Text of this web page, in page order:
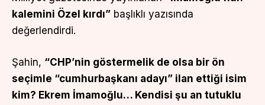
kalemini Özel kırdı” başlıklı yazısında
değerlendirdi.
Şahin, “CHP’nin göstermelik de olsa bir ön
seçimle “cumhurbaşkanı adayı” ilan ettiği isim
kim? Ekrem İmamoğlu… Kendisi şu an tutuklu